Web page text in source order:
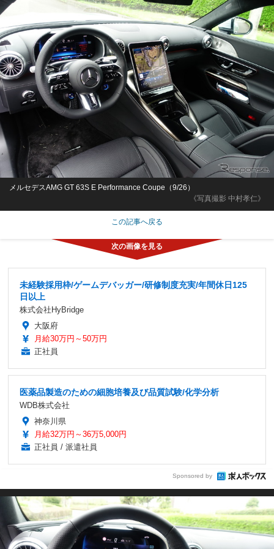
《写真撮影 中村孝仁》
メルセデスAMG GT 63S E Performance Coupe（9/26）
この記事へ戻る
未経験採用枠/ゲームデバッガー/研修制度充実/年間休日125
日以上
株式会社HyBridge
大阪府
月給30万円～50万円
正社員
医薬品製造のための細胞培養及び品質試験/化学分析
WDB株式会社
神奈川県
月給32万円～36万5,000円
正社員 / 派遣社員
Sponsored by